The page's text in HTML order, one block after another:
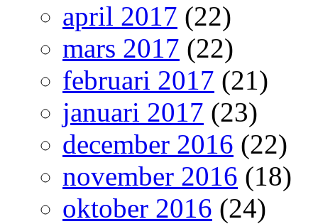
april 2017 (22)
mars 2017 (22)
februari 2017 (21)
januari 2017 (23)
december 2016 (22)
november 2016 (18)
oktober 2016 (24)